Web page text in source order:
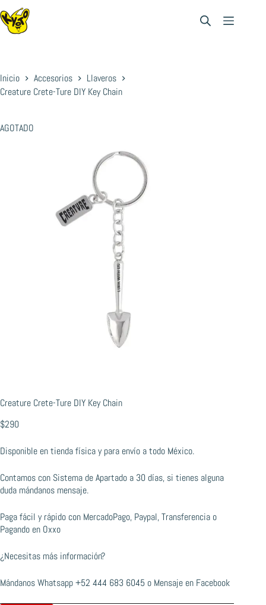
Saltar
al
contenido
Inicio Accesorios
Llaveros
Creature Crete-Ture DIY Key Chain
AGOTADO
Creature Crete-Ture DIY Key Chain
$290
Disponible en tienda física y para envío a todo México.
Contamos con Sistema de Apartado a 30 días, si tienes alguna
duda mándanos mensaje.
Paga fácil y rápido con MercadoPago, Paypal, Transferencia o
Pagando en Oxxo
¿Necesitas más información?
Mándanos Whatsapp+52 444 683 6045 o Mensaje en Facebook